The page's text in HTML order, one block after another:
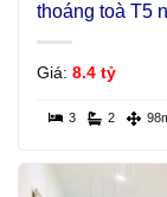
thoáng toà T5
Giá: 8.4 tỷ
3 2